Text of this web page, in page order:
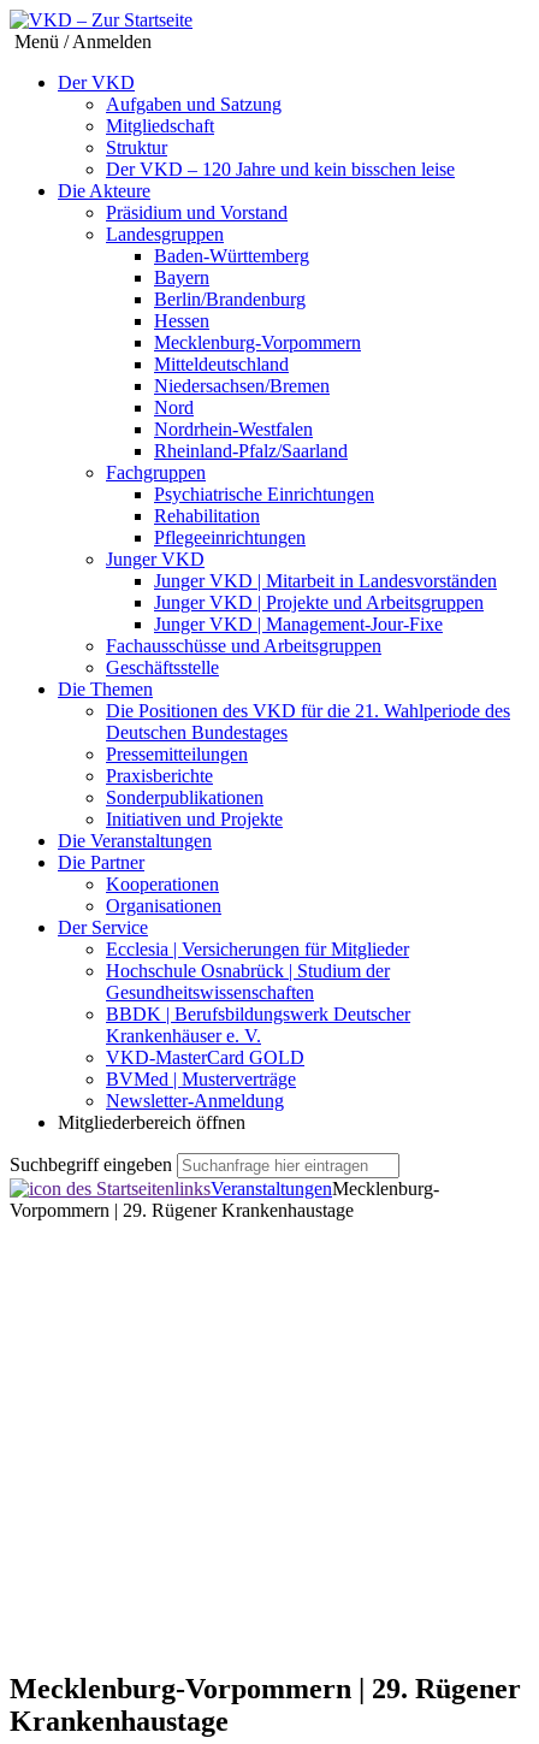
Menü / Anmelden
Der VKD
Aufgaben und Satzung
Mitgliedschaft
Struktur
Der VKD – 120 Jahre und kein bisschen leise
Die Akteure
Präsidium und Vorstand
Landesgruppen
Baden-Württemberg
Bayern
Berlin/Brandenburg
Hessen
Mecklenburg-Vorpommern
Mitteldeutschland
Niedersachsen/Bremen
Nord
Nordrhein-Westfalen
Rheinland-Pfalz/Saarland
Fachgruppen
Psychiatrische Einrichtungen
Rehabilitation
Pflegeeinrichtungen
Junger VKD
Junger VKD | Mitarbeit in Landesvorständen
Junger VKD | Projekte und Arbeitsgruppen
Junger VKD | Management-Jour-Fixe
Fachausschüsse und Arbeitsgruppen
Geschäftsstelle
Die Themen
Die Positionen des VKD für die 21. Wahlperiode des
Deutschen Bundestages
Pressemitteilungen
Praxisberichte
Sonderpublikationen
Initiativen und Projekte
Die Veranstaltungen
Die Partner
Kooperationen
Organisationen
Der Service
Ecclesia | Versicherungen für Mitglieder
Hochschule Osnabrück | Studium der
Gesundheitswissenschaften
BBDK | Berufsbildungswerk Deutscher
Krankenhäuser e. V.
VKD-MasterCard GOLD
BVMed | Musterverträge
Newsletter-Anmeldung
Mitgliederbereich öffnen
Suchbegriff eingeben
VeranstaltungenMecklenburg-
Vorpommern | 29. Rügener Krankenhaustage
Mecklenburg-Vorpommern | 29. Rügener
Krankenhaustage